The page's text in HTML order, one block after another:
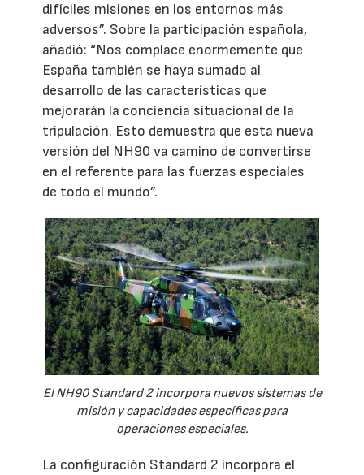
difíciles misiones en los entornos más
adversos”. Sobre la participación española,
añadió: “Nos complace enormemente que
España también se haya sumado al
desarrollo de las características que
mejorarán la conciencia situacional de la
tripulación. Esto demuestra que esta nueva
versión del NH90 va camino de convertirse
en el referente para las fuerzas especiales
de todo el mundo”.
El NH90 Standard 2 incorpora nuevos sistemas de
misión y capacidades específicas para
operaciones especiales.
La configuración Standard 2 incorpora el